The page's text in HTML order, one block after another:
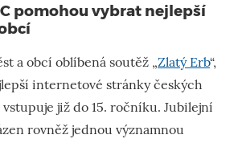
pomohou vybrat nejlepší
a obcí oblíbená soutěž „Zlatý Erb“,
internetové stránky českých
již do 15. ročníku. Jubilejní
rovněž jednou významnou